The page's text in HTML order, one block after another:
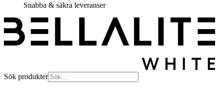
Snabba & säkra leveranser
Sök produkter